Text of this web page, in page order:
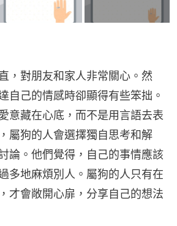
，對朋友和家人非常關心。然
自己的情感時卻顯得有些笨拙。
意藏在心底，而不是用言語去表
屬狗的人會選擇獨自思考和解
論。他們覺得，自己的事情應該
多地麻煩別人。屬狗的人只有在
才會敞開心扉，分享自己的想法